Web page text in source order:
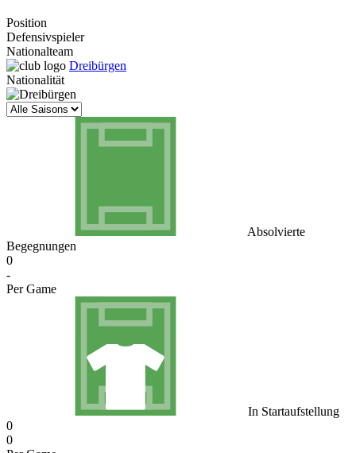
Position
Defensivspieler
Nationalteam
Dreibürgen
Nationalität
Absolvierte
Begegnungen
0
-
Per Game
In Startaufstellung
0
0